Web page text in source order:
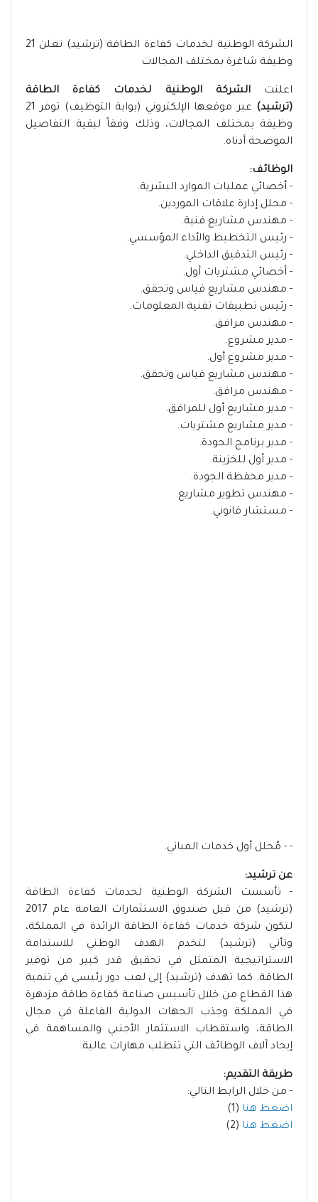
الشركة الوطنية لخدمات كفاءة الطاقة (ترشيد) تعلن 21
وظيفة شاغرة بمختلف المجالات
اعلنتالشركة الوطنية لخدمات كفاءة الطاقة
(ترشيد)
عبر موقعها الإلكتروني (بوابة التوظيف) توفر 21
وظيفة بمختلف المجالات، وذلك وفقاً لبقية التفاصيل
الموضحة أدناه.
الوظائف:
- أخصائي عمليات الموارد البشرية.
- محلل إدارة علاقات الموردين.
- مهندس مشاريع فنية.
- رئيس التخطيط والأداء المؤسسي.
- رئيس التدقيق الداخلي.
- أخصائي مشتريات أول.
- مهندس مشاريع قياس وتحقق.
- رئيس تطبيقات تقنية المعلومات.
- مهندس مرافق.
- مدير مشروع.
- مدير مشروع أول.
- مهندس مشاريع قياس وتحقق.
- مهندس مرافق.
- مدير مشاريع أول للمرافق.
- مدير مشاريع مشتريات.
- مدير برنامج الجودة.
- مدير أول للخزينة.
- مدير محفظة الجودة.
- مهندس تطوير مشاريع.
- مستشار قانوني.
- - مُحلل أول خدمات المباني.
عن ترشيد:
- تأسست الشركة الوطنية لخدمات كفاءة الطاقة
(ترشيد) من قبل صندوق الاستثمارات العامة عام 2017
لتكون شركة خدمات كفاءة الطاقة الرائدة في المملكة،
وتأتي (ترشيد) لتخدم الهدف الوطني للاستدامة
الاستراتيجية المتمثل في تحقيق قدر كبير من توفير
الطاقة. كما تهدف (ترشيد) إلى لعب دور رئيسي في تنمية
هذا القطاع من خلال تأسيس صناعة كفاءة طاقة مزدهرة
في المملكة وجذب الجهات الدولية الفاعلة في مجال
الطاقة، واستقطاب الاستثمار الأجنبي والمساهمة في
إيجاد آلاف الوظائف التي تتطلب مهارات عالية.
طريقة التقديم:
- من خلال الرابط التالي:
اضغط هنا (1)
اضغط هنا (2)